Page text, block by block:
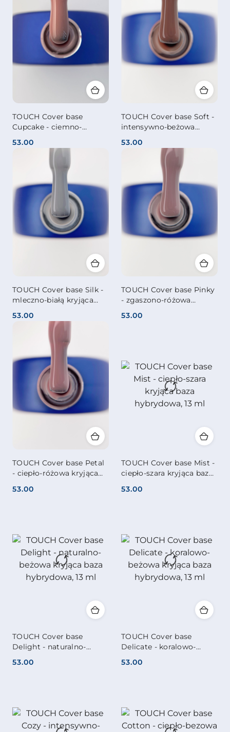
TOUCH Cover base
Cupcake - ciemno-
baza hybrydowa, 13 ml
Cena:
53.00
TOUCH Cover base Soft -
intensywno-beżowa
13 ml
Cena:
53.00
TOUCH Cover base Silk -
mleczno-białą kryjąca
Cena:
53.00
TOUCH Cover base Pinky
- zgaszono-różowa
13 ml
Cena:
53.00
TOUCH Cover base Petal
- ciepło-różowa kryjąca
Cena:
53.00
TOUCH Cover base Mist -
ciepło-szara kryjąca baza
Cena:
53.00
TOUCH Cover base
Delight - naturalno-
hybrydowa, 13 ml
Cena:
53.00
TOUCH Cover base
Delicate - koralowo-
hybrydowa, 13 ml
Cena:
53.00